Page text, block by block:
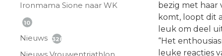
Ironmama Sione naar WK
10
Nieuws 328
bezig met haar
komt, loopt dit
leuk om deel
“Het
leuke reacties